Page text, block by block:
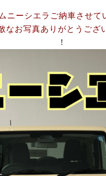
ニーシエラご納車させて
なお写真ありがとうござ
！